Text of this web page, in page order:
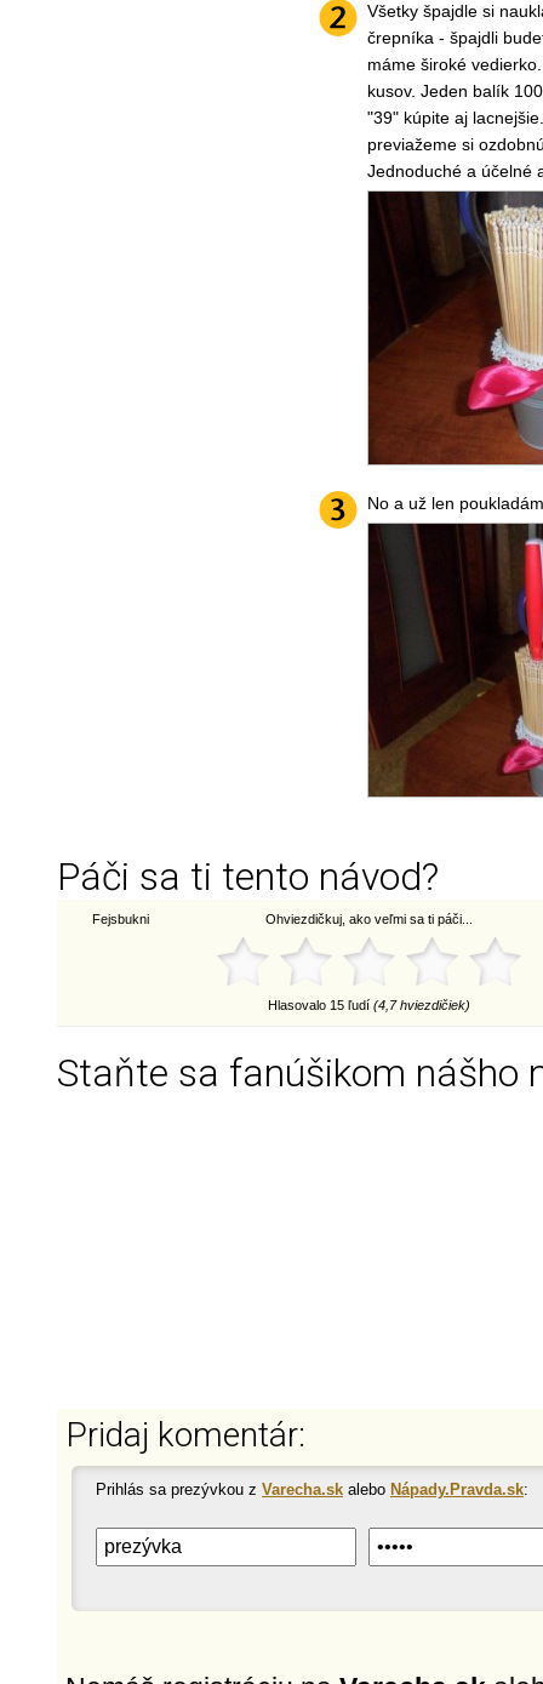
Všetky špajdle si
črepníka - špajdli
máme široké
kusov. Jeden balík
"39" kúpite aj
previažeme si
Jednoduché a účelné
No a už len
Páči sa ti tento návod?
Fejsbukni Ohviezdičkuj, ako veľmi sa ti páči...
Hlasovalo 15 ľudí (4,7 hviezdičiek)
Staňte sa fanúšikom nášho
Pridaj komentár:
Prihlás sa prezývkou z Varecha.sk alebo Nápady.Pravda.sk: